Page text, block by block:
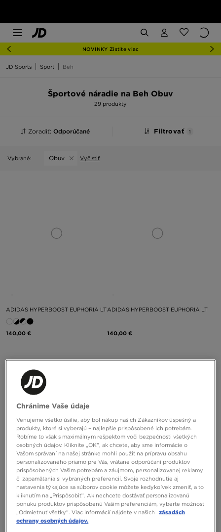
NOVINKY Zistite viac
JD Sports Sport Beh
Športové náradie na Beh Obuv
29 produkty
Zoradiť: Odporúčané Filtrovať 1
Vybrané: Obuv Vyčistiť
ADIDAS HYPERBOOST EUPHORIA LT
140,00 €
ADIDAS HYPERBOOST EUPHORIA LT
140,00 €
ADIDAS HYPERBOOST EUPHORIA LT
140,00 €
ADIDAS HYPERBOOST EUPHORIA LT
140,00 €
Chránime Vaše údaje
Venujeme všetko úsilie, aby bol nákup našich Zákazníkov úspešný a
produkty, ktoré si vyberajú – najlepšie prispôsobené ich potrebám.
Robíme to však s maximálnym rešpektom voči bezpečnosti všetkých
osobných údajov. Kliknite „OK”, ak chcete, aby sme informácie o
Vašom správaní na našej stránke mohli použiť na prípravu obsahu
personalizovaného priamo pre Vás, vrátane odporúčaní produktov
prispôsobených Vašim potrebám a záujmom, personalizovanej reklamy
či zapamätania si vybraných preferencií. Svoje rozhodnutie aj
nastavenia týkajúce sa súborov cookie môžete kedykoľvek zmeniť, a to
kliknutím na „Prispôsobiť”. Ak nechcete dostávať personalizovanú
ponuku produktov prispôsobenú Vašim preferenciám, vyberte možnosť
„Odmietnuť všetky”. Viac informácií nájdete v našich
zásadách
ochrany osobných údajov.